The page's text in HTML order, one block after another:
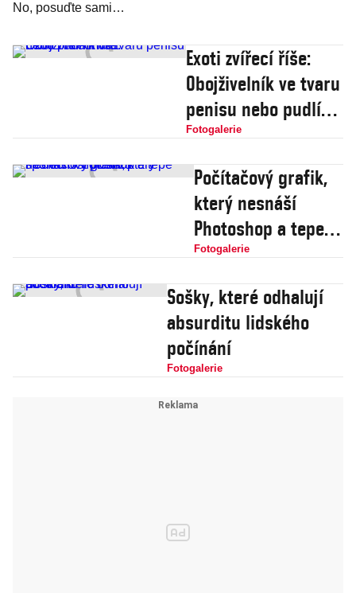
No, posuďte sami…
Exoti zvířecí říše:
Obojživelník ve tvaru
penisu nebo pudlí
můra
Fotogalerie
Počítačový grafik,
který nesnáší
Photoshop a tepe
společnost postaru
Fotogalerie
Sošky, které odhalují
absurditu lidského
počínání
Fotogalerie